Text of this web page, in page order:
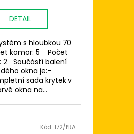
DETAIL
s hloubkou 70
komor: 5 Počet
2 Součástí balení
okna je:-
sada krytek v
okna na...
Kód: 172/PRA